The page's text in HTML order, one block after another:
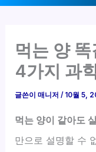
먹는 양
4가지 과
글쓴이매니저/ 10월 5,
먹는 양이 같아도
만으로 설명할 수